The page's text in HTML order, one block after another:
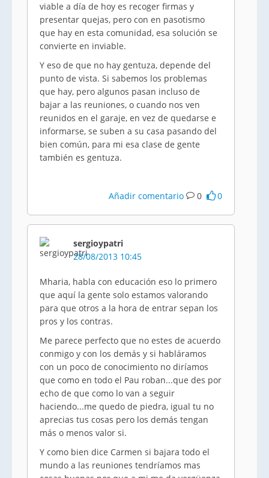
viable a día de hoy es recoger firmas y
presentar quejas, pero con en pasotismo
que hay en esta comunidad, esa solución se
convierte en inviable.
Y eso de que no hay gentuza, depende del
punto de vista. Si sabemos los problemas
que hay, pero algunos pasan incluso de
bajar a las reuniones, o cuando nos ven
reunidos en el garaje, en vez de quedarse e
informarse, se suben a su casa pasando del
bien común, para mi esa clase de gente
también es gentuza.
Añadir comentario 0 0
sergioypatri
28/08/2013 10:45
Mharia, habla con educación eso lo primero
que aquí la gente solo estamos valorando
para que otros a la hora de entrar sepan los
pros y los contras.
Me parece perfecto que no estes de acuerdo
conmigo y con los demás y si habláramos
con un poco de conocimiento no diríamos
que como en todo el Pau roban...que des por
echo de que como lo van a seguir
haciendo...me quedo de piedra, igual tu no
aprecias tus cosas pero los demás tengan
más o menos valor si.
Y como bien dice Carmen si bajara todo el
mundo a las reuniones tendríamos mas